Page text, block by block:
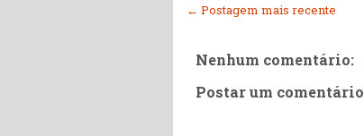
← Postagem mais recente
Nenhum comentário:
Postar um comentário